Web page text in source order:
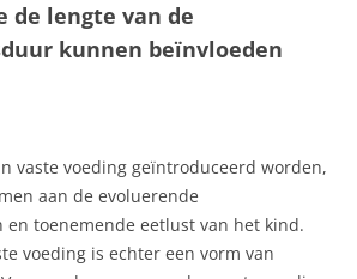
de lengte van de
kunnen beïnvloeden
vaste voeding geïntroduceerd worden,
aan de evoluerende
en toenemende eetlust van het kind.
voeding is echter een vorm van